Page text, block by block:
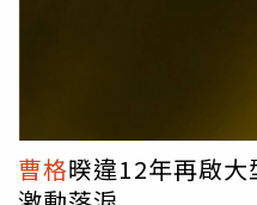
注。他原本欲以英文名字
寫成「Gay」，內容變成「
貼文迅速被網友截圖轉傳
言，有人以輕鬆語氣回應
也有人調侃「終於公開了
自我介紹轉化為網路話題。
為單純手誤，直言「你是
曹格暌違12年再啟